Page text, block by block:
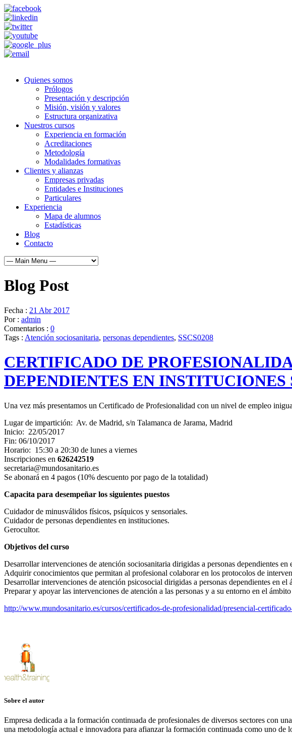
Quienes somos
Prólogos
Presentación y descripción
Misión, visión y valores
Estructura organizativa
Nuestros cursos
Experiencia en formación
Acreditaciones
Metodología
Modalidades formativas
Clientes y alianzas
Empresas privadas
Entidades e Instituciones
Particulares
Experiencia
Mapa de alumnos
Estadísticas
Blog
Contacto
Blog Post
Fecha : 21 Abr 2017
Por : admin
Comentarios : 0
Tags : Atención sociosanitaria, personas dependientes, SSCS0208
CERTIFICADO DE
DEPENDIENTES EN INSTITUCIONES
Una vez más presentamos un Certificado de Profesionalidad con un nivel de empleo
Lugar de impartición: Av. de Madrid, s/n Talamanca de Jarama, Madrid
Inicio: 22/05/2017
Fin: 06/10/2017
Horario: 15:30 a 20:30 de lunes a viernes
Inscripciones en 626242519
secretaria@mundosanitario.es
Se abonará en 4 pagos (10% descuento por pago de la totalidad)
Capacita para desempeñar los siguientes puestos
Cuidador de minusválidos físicos, psíquicos y sensoriales.
Cuidador de personas dependientes en instituciones.
Gerocultor.
Objetivos del curso
Desarrollar intervenciones de atención sociosanitaria dirigidas a personas dependientes
Adquirir conocimientos que permitan al profesional colaborar en los protocolos de
Desarrollar intervenciones de atención psicosocial dirigidas a personas dependientes en el
Preparar y apoyar las intervenciones de atención a las personas y a su entorno en el
http://www.mundosanitario.es/cursos/certificados-de-profesionalidad/presencial-
Sobre el autor
Empresa dedicada a la formación continuada de profesionales de diversos sectores con
una metodología actual e innovadora para afianzar la formación continuada como uno de